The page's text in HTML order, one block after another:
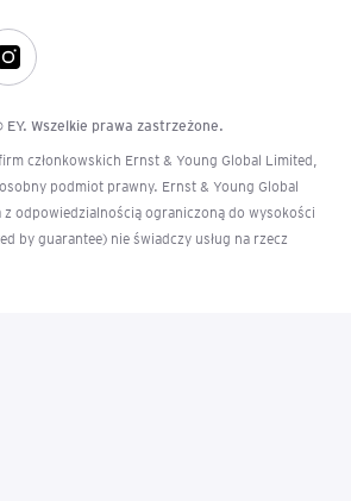
Wszelkie prawa zastrzeżone.
członkowskich Ernst & Young Global Limited,
podmiot prawny. Ernst & Young Global
z odpowiedzialnością ograniczoną do wysokości
by guarantee) nie świadczy usług na rzecz